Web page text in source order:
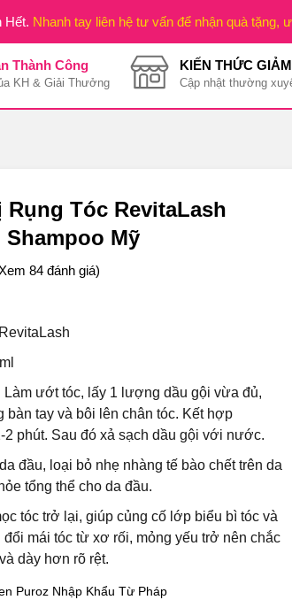
Hết. Nhanh tay liên hệ tư vấn để nhận quà tặng,
Thành Công
KH & Giải Thưởng
KIẾN THỨC
Cập nhật thường
Rụng Tóc RevitaLash
Mỹ
84 đánh giá)
Làm ướt tóc, lấy 1 lượng dầu gội vừa đủ,
bàn tay và bôi lên chân tóc. Kết hợp
2 phút. Sau đó xả sạch dầu gội với nước.
đầu, loại bỏ nhẹ nhàng tế bào chết trên da
tổng thể cho da đầu.
tóc trở lại, giúp củng cố lớp biểu bì tóc và
đổi mái tóc từ xơ rối, mỏng yếu trở nên chắc
dày hơn rõ rệt.
Puroz Nhập Khẩu Từ Pháp